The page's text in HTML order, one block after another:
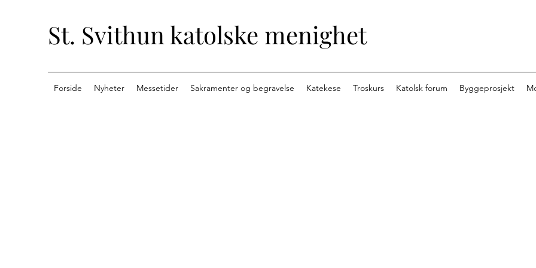
St. Svithun katolske menighet
Forside Nyheter Messetider Sakramenter og begravelse Katekese Troskurs Katolsk forum Byggeprosjekt